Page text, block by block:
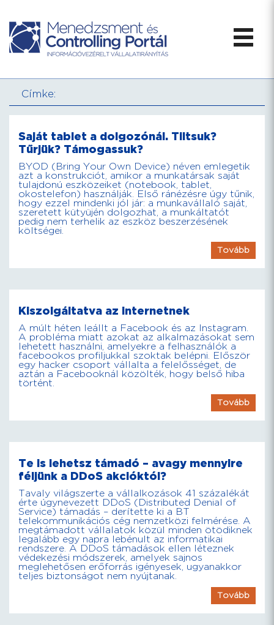
Címke:
Saját tablet a dolgozónál. Tiltsuk?
Tűrjük? Támogassuk?
BYOD (Bring Your Own Device) néven emlegetik
azt a konstrukciót, amikor a munkatársak saját
tulajdonú eszközeiket (notebook, tablet,
okostelefon) használják. Első ránézésre úgy tűnik,
hogy ezzel mindenki jól jár: a munkavállaló saját,
szeretett kütyüjén dolgozhat, a munkáltatót
pedig nem terhelik az eszköz beszerzésének
költségei.
Tovább
Kiszolgáltatva az internetnek
A múlt héten leállt a Facebook és az Instagram.
A probléma miatt azokat az alkalmazásokat sem
lehetett használni, amelyekre a felhasználók a
facebookos profiljukkal szoktak belépni. Először
egy hacker csoport vállalta a felelősséget, de
aztán a Facebooknál közölték, hogy belső hiba
történt.
Tovább
Te is lehetsz támadó – avagy mennyire
féljünk a DDoS akcióktól?
Tavaly világszerte a vállalkozások 41 százalékát
érte úgynevezett DDoS (Distributed Denial of
Service) támadás – derítette ki a BT
telekommunikációs cég nemzetközi felmérése. A
megtámadott vállalatok közül minden ötödiknek
legalább egy napra lebénult az informatikai
rendszere. A DDoS támadások ellen léteznek
védekezési módszerek, amelyek sajnos
meglehetősen erőforrás igényesek, ugyanakkor
teljes biztonságot nem nyújtanak.
Tovább